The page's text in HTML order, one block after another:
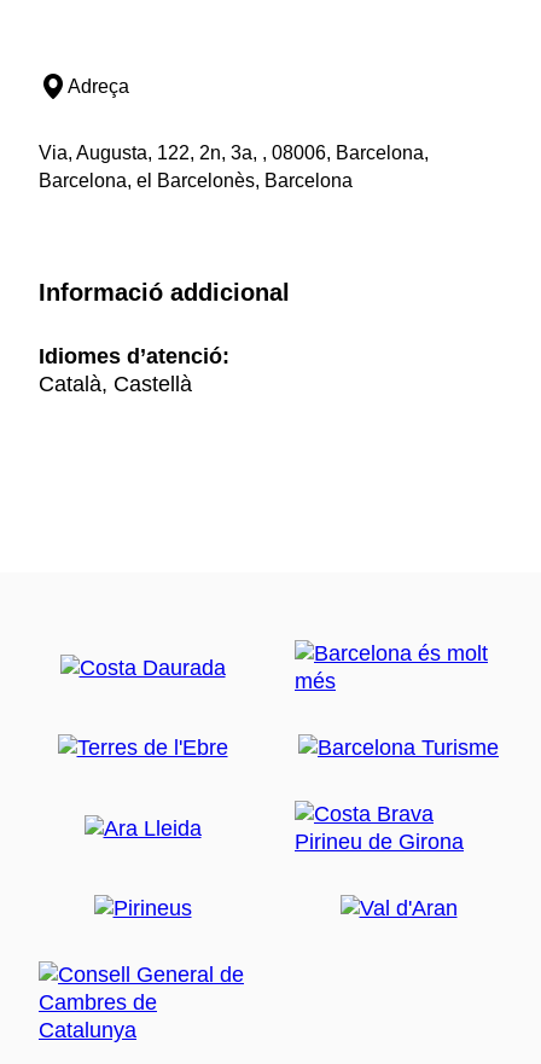
Adreça
Via, Augusta, 122, 2n, 3a, , 08006, Barcelona,
Barcelona, el Barcelonès, Barcelona
Informació addicional
Idiomes d’atenció:
Català, Castellà